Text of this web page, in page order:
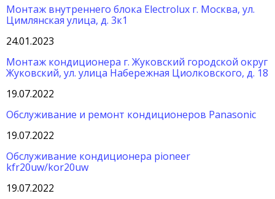
Монтаж внутреннего блока Electrolux г. Москва, ул.
Цимлянская улица, д. 3к1
24.01.2023
Монтаж кондиционера г. Жуковский городской округ
Жуковский, ул. улица Набережная Циолковского, д. 18
19.07.2022
Обслуживание и ремонт кондиционеров Panasonic
19.07.2022
Обслуживание кондиционера pioneer
kfr20uw/kor20uw
19.07.2022